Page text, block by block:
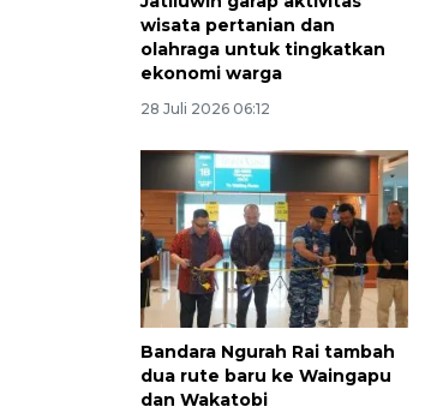
wisata pertanian dan
olahraga untuk tingkatkan
ekonomi warga
28 Juli 2026 06:12
Bandara Ngurah Rai tambah
dua rute baru ke Waingapu
dan Wakatobi